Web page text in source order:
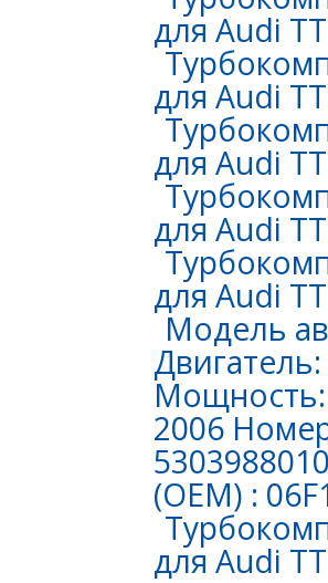
для Audi
для Audi
для Audi
для Audi
для Audi
Модель
Мощность:
2006
(OEM) :
для Audi TT